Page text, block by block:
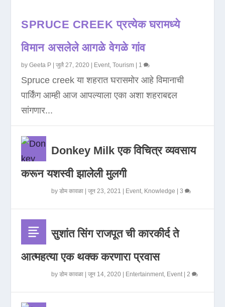
SPRUCE CREEK प्रत्येक घरामध्ये
विमान असलेले आगळे वेगळे गांव
byGeeta P |जुलै 27, 2020 Event,Tourism 1
Spruce creek या शहरात घरासमोर आहे विमानाची
पार्किंग आम्ही आज आपल्याला एका अशा शहराबद्दल
सांगणार...
Donkey Milk एक विचित्र व्यवसाय
करून यशस्वी झालेली मुलगी
byडोम कावळा |जून 23, 2021 Event, Knowledge |3
सुशांत सिंग राजपूत ची कारकीर्द ते
आत्महत्या एक थक्क करणारा प्रवास
byडोम कावळा |जून 14, 2020 Entertainment, Event|2